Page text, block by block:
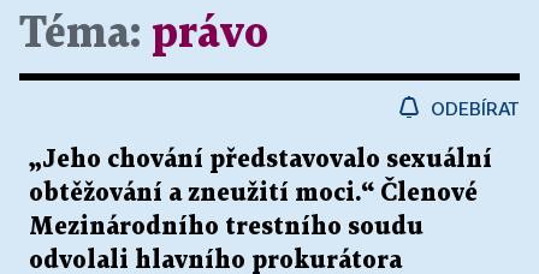
Téma: právo
ODEBÍRAT
„Jeho chování představovalo sexuální
obtěžování a zneužití moci.“ Členové
Mezinárodního trestního soudu
odvolali hlavního prokurátora